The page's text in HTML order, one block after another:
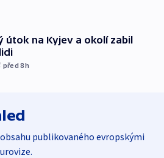
útok na Kyjev a okolí zabil
před 8h
publikovaného evropskými